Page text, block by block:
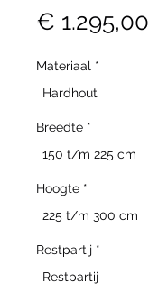
€ 1.295,00
Materiaal *
Hardhout
Breedte *
150 t/m 225 cm
Hoogte *
225 t/m 300 cm
Restpartij *
Restpartij